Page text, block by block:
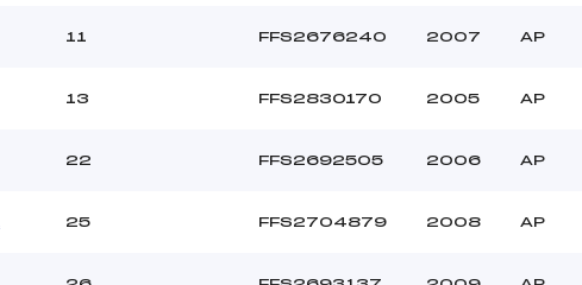
11 FFS2676240 2007 AP
13 FFS2830170 2005 AP
22 FFS2692505 2006 AP
25 FFS2704879 2008 AP